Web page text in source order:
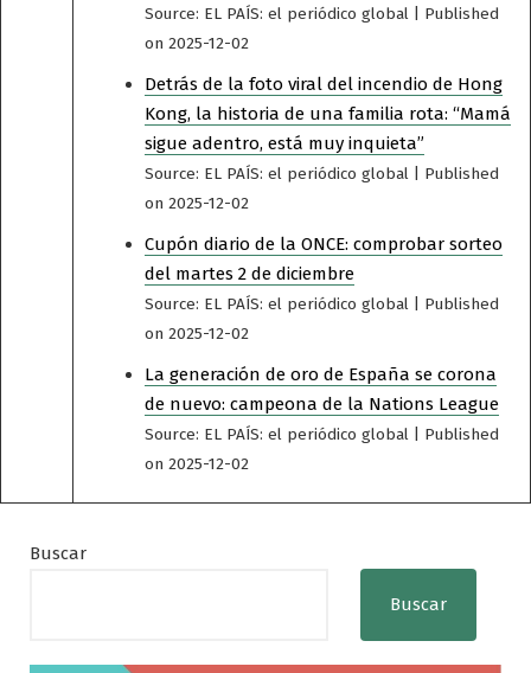
Source: EL PAÍS: el periódico global
Published
on 2025-12-02
Detrás de la foto viral del incendio de Hong
Kong, la historia de una familia rota: “Mamá
sigue adentro, está muy inquieta”
Source: EL PAÍS: el periódico global
Published
on 2025-12-02
Cupón diario de la ONCE: comprobar sorteo
del martes 2 de diciembre
Source: EL PAÍS: el periódico global
Published
on 2025-12-02
La generación de oro de España se corona
de nuevo: campeona de la Nations League
Source: EL PAÍS: el periódico global
Published
on 2025-12-02
Buscar
Buscar